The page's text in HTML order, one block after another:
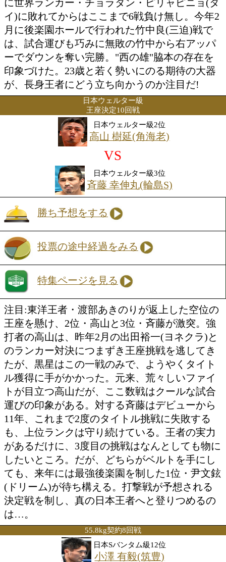
は似つかわしくない殺傷力を持った右
トと左フックで、これまで幾人もの選
ンバスに沈めてきた。上野則之(RK蒲田
防衛戦ではアゴを打ち抜かれ、あわや
場面もあったが、V2戦では渡邉卓也(青
長身対決を制し、ここまで判定ながら
り抜いている。対するサウスポー脇本
に世界ランカー・チョラタン・ピリャ
イ)に敗れてからはここまで6戦負け無し
月に後楽園ホールで行われた竹中良(三
は、試合運びも巧みに無敗の竹中から
ーでダウンを奪い完勝。"西の雄"脇本の
印象づけた。23歳と若く勢いにのる期
が、長身王者にどう立ち向かうのか注
王座決定10回戦
日本ウェルター級2位
高山 樹延(角海老)
VS
日本ウェルター級3位
斉藤 幸伸丸(輪島S)
勝ち予想をする
投票の途中経過をみる
特集ページを見る
注目:東洋王者・渡部あきのりが返上し
王座を懸け、2位・高山と3位・斉藤が
打者の高山は、昨年2月の出田裕一(ヨネ
のランカー対決につまずき王座挑戦を
たが、黒星はこの一戦のみで、ようや